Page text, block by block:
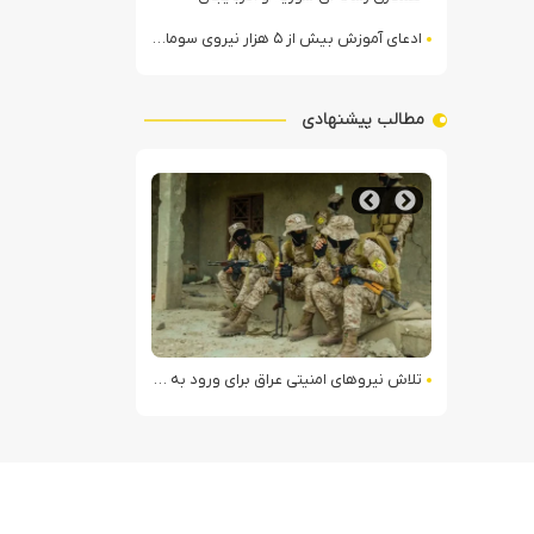
ادعای آموزش بیش از ۵ هزار نیروی سومالیایی با نظارت عربستان
مطالب پیشنهادی
تلاش نیروهای امنیتی عراق برای ورود به مقر مقاومت در حومه بغداد